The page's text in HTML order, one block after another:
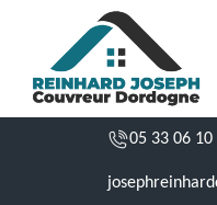
05 33 06 10